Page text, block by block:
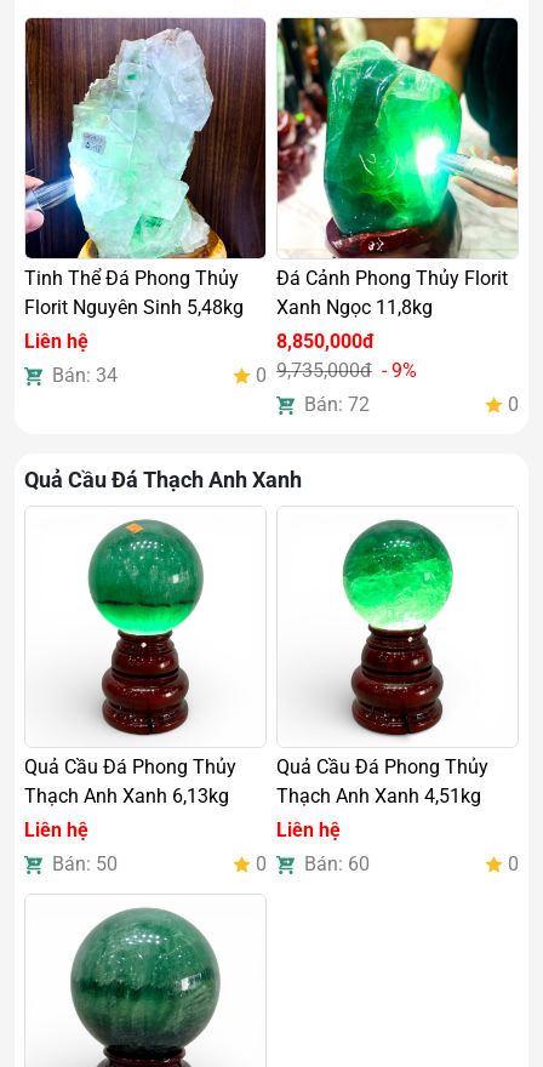
Tinh Thể Đá Phong Thủy
Florit Nguyên Sinh 5,48kg
Liên hệ
Bán: 34
0
Đá Cảnh Phong Thủy Florit
Xanh Ngọc 11,8kg
8,850,000đ
9,735,000đ - 9%
Bán: 72
0
Quả Cầu Đá Thạch Anh Xanh
Quả Cầu Đá Phong Thủy
Thạch Anh Xanh 6,13kg
Liên hệ
Bán: 50
0
Quả Cầu Đá Phong Thủy
Thạch Anh Xanh 4,51kg
Liên hệ
Bán: 60
0